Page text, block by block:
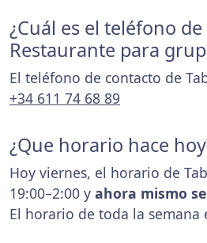
¿Cuál es el teléfono
Restaurante para
El teléfono de contacto de
+34 611 74 68 89
¿Que horario hace
Hoy viernes, el horario de
19:00–2:00 y ahora mismo
El horario de toda la semana